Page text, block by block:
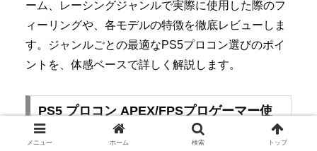
ーム、レーシングジャンルで実際に使用した際のフ
ィーリングや、各モデルの特徴を徹底レビューしま
す。ジャンルごとの最適なPS5プロコン選びのポイ
ントを、体感ベースで詳しく解説します。
PS5 プロコン APEX/FPSプロゲーマー使
用モデルと勝率向上事例
メニュー ホーム 検索 トップ